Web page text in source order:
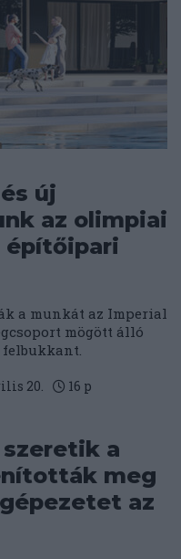
új
az olimpiai
építőipari
a munkát az Imperial
mögött álló
felbukkant.
20. 16 p
a
meg
az